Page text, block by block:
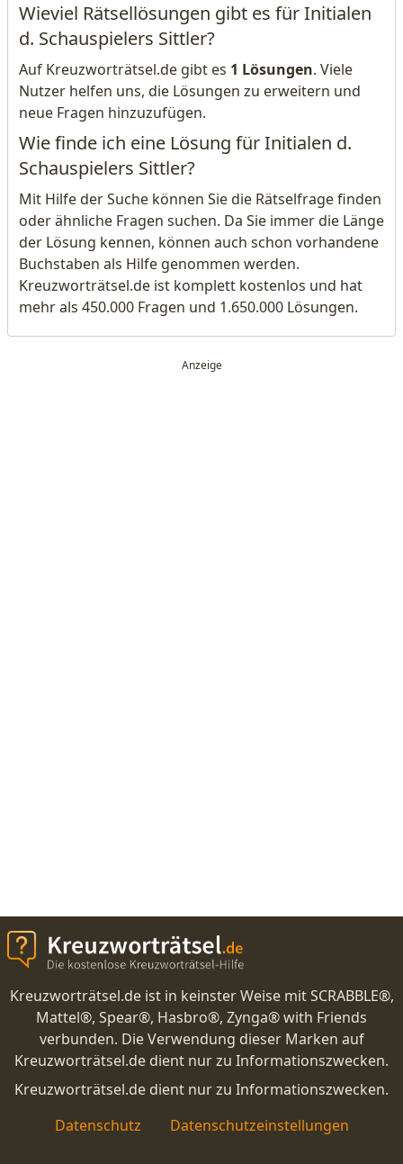
Wieviel Rätsellösungen gibt es für Initialen
d. Schauspielers Sittler?
Auf Kreuzworträtsel.de gibt es 1 Lösungen. Viele
Nutzer helfen uns, die Lösungen zu erweitern und
neue Fragen hinzuzufügen.
Wie finde ich eine Lösung für Initialen d.
Schauspielers Sittler?
Mit Hilfe der Suche können Sie die Rätselfrage finden
oder ähnliche Fragen suchen. Da Sie immer die Länge
der Lösung kennen, können auch schon vorhandene
Buchstaben als Hilfe genommen werden.
Kreuzworträtsel.de ist komplett kostenlos und hat
mehr als 450.000 Fragen und 1.650.000 Lösungen.
Kreuzworträtsel.de ist in keinster Weise mit SCRABBLE®,
Mattel®, Spear®, Hasbro®, Zynga® with Friends
verbunden. Die Verwendung dieser Marken auf
Kreuzworträtsel.de dient nur zu Informationszwecken.
Kreuzworträtsel.de dient nur zu Informationszwecken.
Datenschutz
Datenschutzeinstellungen